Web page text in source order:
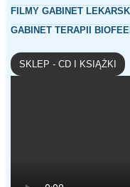
FILMY GABINET
GABINET TERAPII
SKLEP - CD I KSIĄŻKI